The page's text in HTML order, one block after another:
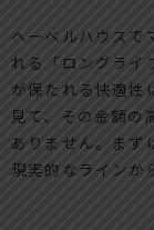
ヘーベルハウスで
れる「ロングライ
が保たれる快適性
見て、その金額の
ありません。まず
現実的なラインか